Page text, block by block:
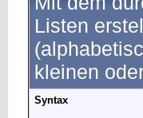
Listen
kleinen
Syntax